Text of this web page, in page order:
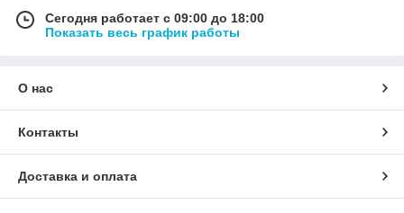
Сегодня работает с 09:00 до 18:00
Показать весь график работы
О нас
Контакты
Доставка и оплата